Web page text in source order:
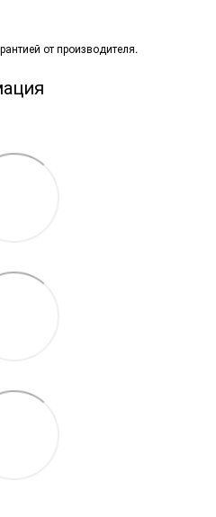
гарантия
от производителя.